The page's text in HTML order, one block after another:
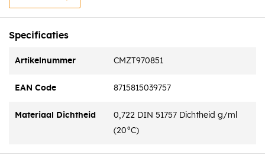
Klaar voor gebruik
Makkelijk te gebruiken
Toepassing
Verwijdert moeiteloos vuil van kunststof en metalen
Specificaties
Artikelnummer CMZT970851
EAN Code 8715815039757
Materiaal Dichtheid
0,722 DIN 51757 Dichtheid g/ml
(20°C)